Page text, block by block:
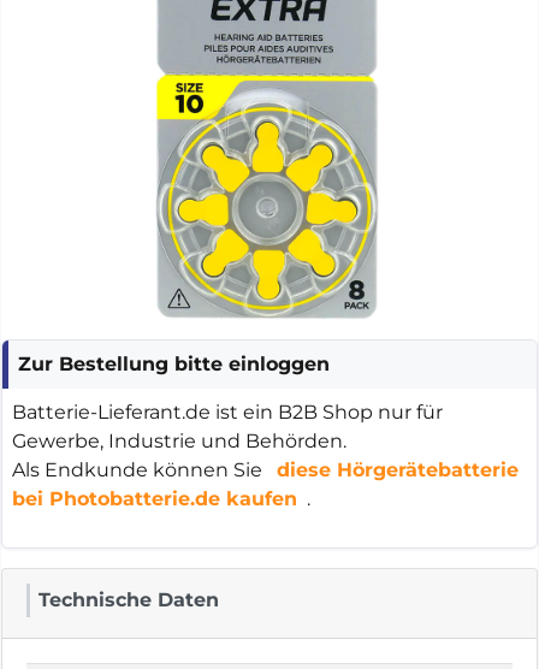
Zur Bestellung bitte einloggen
Batterie-Lieferant.de ist ein B2B Shop nur für
Gewerbe, Industrie und Behörden.
Als Endkunde können Sie
diese Hörgerätebatterie
bei Photobatterie.de kaufen .
Technische Daten